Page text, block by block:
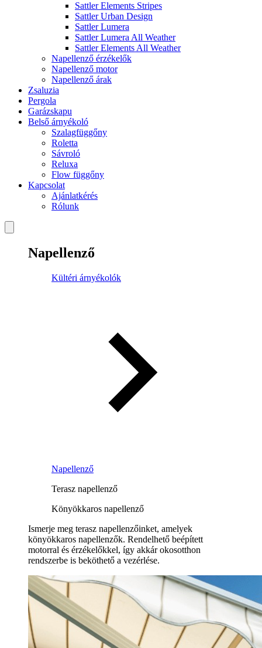
Sattler Elements Stripes
Sattler Urban Design
Sattler Lumera
Sattler Lumera All Weather
Sattler Elements All Weather
Napellenző érzékelők
Napellenző motor
Napellenző árak
Zsaluzia
Pergola
Garázskapu
Belső árnyékoló
Szalagfüggőny
Roletta
Sávroló
Reluxa
Flow függőny
Kapcsolat
Ajánlatkérés
Rólunk
Napellenző
Kültéri árnyékolók
Napellenző
Terasz napellenző
Könyökkaros napellenző
Ismerje meg terasz napellenzőinket, amelyek
könyökkaros napellenzők. Rendelhető beépített
motorral és érzékelőkkel, így akkár okosotthon
rendszerbe is beköthető a vezérlése.